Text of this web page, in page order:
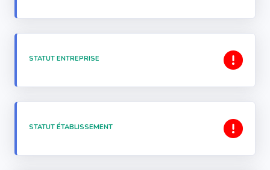
STATUT ENTREPRISE
STATUT ÉTABLISSEMENT